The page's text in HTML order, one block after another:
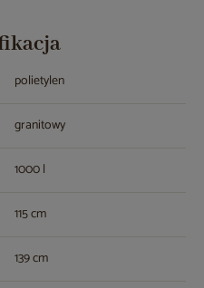
polietylen
granitowy
1000 l
115 cm
139 cm